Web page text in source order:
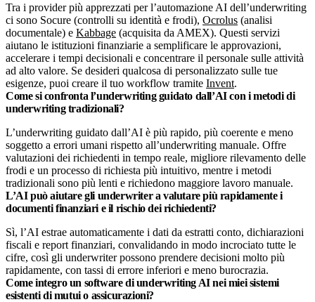
Tra i provider più apprezzati per l’automazione AI dell’underwriting
ci sono Socure (controlli su identità e frodi), Ocrolus (analisi
documentale) e Kabbage (acquisita da AMEX). Questi servizi
aiutano le istituzioni finanziarie a semplificare le approvazioni,
accelerare i tempi decisionali e concentrare il personale sulle attività
ad alto valore. Se desideri qualcosa di personalizzato sulle tue
esigenze, puoi creare il tuo workflow tramite Invent.
Come si confronta l’underwriting guidato dall’AI con i metodi di
underwriting tradizionali?
L’underwriting guidato dall’AI è più rapido, più coerente e meno
soggetto a errori umani rispetto all’underwriting manuale. Offre
valutazioni dei richiedenti in tempo reale, migliore rilevamento delle
frodi e un processo di richiesta più intuitivo, mentre i metodi
tradizionali sono più lenti e richiedono maggiore lavoro manuale.
L’AI può aiutare gli underwriter a valutare più rapidamente i
documenti finanziari e il rischio dei richiedenti?
Sì, l’AI estrae automaticamente i dati da estratti conto, dichiarazioni
fiscali e report finanziari, convalidando in modo incrociato tutte le
cifre, così gli underwriter possono prendere decisioni molto più
rapidamente, con tassi di errore inferiori e meno burocrazia.
Come integro un software di underwriting AI nei miei sistemi
esistenti di mutui o assicurazioni?